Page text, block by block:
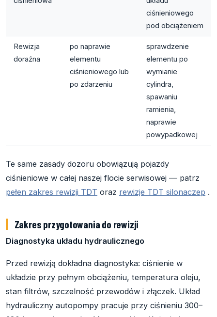
ciśnieniowego
pod obciążeniem
Rewizja
doraźna
po naprawie
elementu
ciśnieniowego lub
po zdarzeniu
sprawdzenie
elementu po
wymianie
cylindra,
spawaniu
ramienia,
naprawie
powypadkowej
Te same zasady dozoru obowiązują pojazdy
ciśnieniowe w całej naszej flocie serwisowej — patrz
pełen zakres rewizji TDT oraz rewizje TDT silonaczep .
Zakres przygotowania do rewizji
Diagnostyka układu hydraulicznego
Przed rewizją dokładna diagnostyka: ciśnienie w
układzie przy pełnym obciążeniu, temperatura oleju,
stan filtrów, szczelność przewodów i złączek. Układ
hydrauliczny autopompy pracuje przy ciśnieniu 300–